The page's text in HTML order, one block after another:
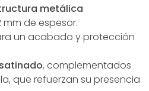
metálica
de espesor.
un acabado y protección
, complementados
que refuerzan su presencia